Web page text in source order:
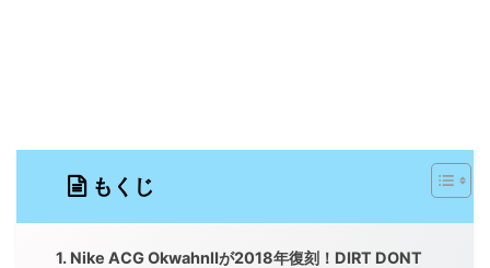
もくじ
Nike ACG OkwahnⅡが2018年復刻！DIRT DONT